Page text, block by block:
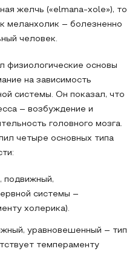
желчь («elmana-xole»), то
меланхолик – болезненно
человек.
физиологические основы
на зависимость
системы. Он показал, что
– возбуждение и
головного мозга.
четыре основных типа
подвижный,
системы –
холерика).
уравновешенный – тип
темпераменту